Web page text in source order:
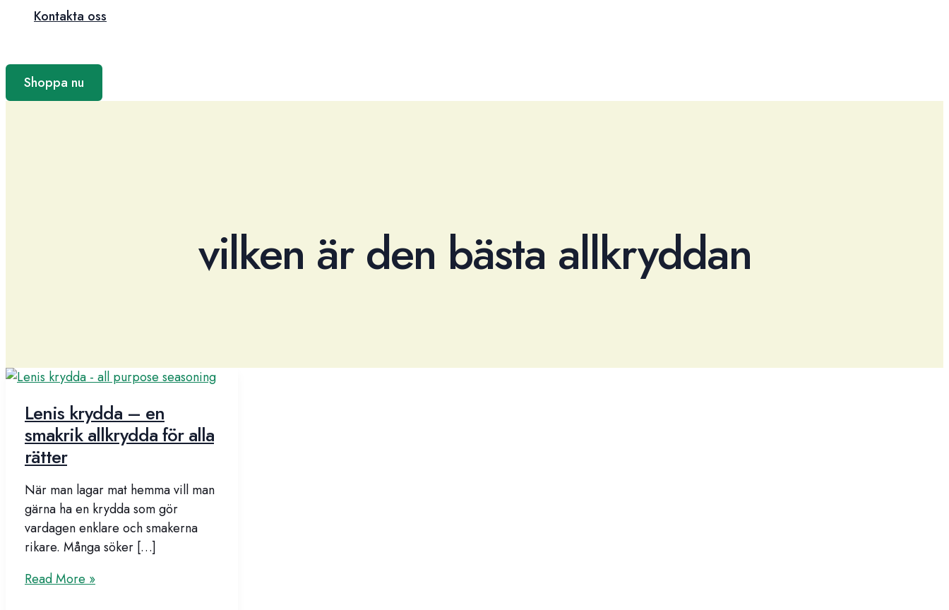
Kontakta oss
Shoppa nu
vilken är den bästa allkryddan
Lenis krydda – en
smakrik allkrydda för alla
rätter
När man lagar mat hemma vill man
gärna ha en krydda som gör
vardagen enklare och smakerna
rikare. Många söker […]
Lenis
Read More »